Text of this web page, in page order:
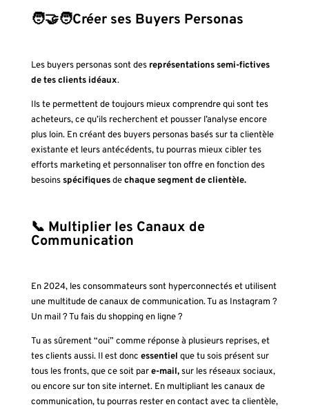
🧑‍🤝‍🧑Créer ses Buyers Personas
Les buyers personas sont desreprésentations semi-fictives
de tes clients idéaux.
Ils te permettent de toujours mieux comprendre qui sont tes
acheteurs, ce qu’ils recherchent et pousser l’analyse encore
plus loin. En créant des buyers personas basés sur ta clientèle
existante et leurs antécédents, tu pourras mieux cibler tes
efforts marketing et personnaliser ton offre en fonction des
besoinsspécifiquesdechaque segment de clientèle.
📞 Multiplier les Canaux de
Communication
En 2024, les consommateurs sont hyperconnectés et utilisent
une multitude de canaux de communication. Tu as Instagram ?
Un mail ? Tu fais du shopping en ligne ?
Tu as sûrement “oui” comme réponse à plusieurs reprises, et
tes clients aussi. Il est donc essentiel que tu sois présent sur
tous les fronts, que ce soit pare-mail,sur les réseaux sociaux,
ou encore sur ton site internet. En multipliant les canaux de
communication, tu pourras rester en contact avec ta clientèle,